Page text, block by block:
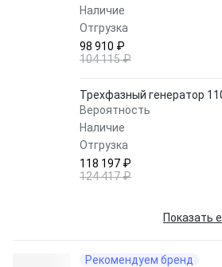
Наличие
Отгрузка
98 910 ₽
104 115 ₽
Трехфазный генератор
Вероятность
Наличие
Отгрузка
118 197 ₽
124 417 ₽
Показать
Рекомендуем бренд